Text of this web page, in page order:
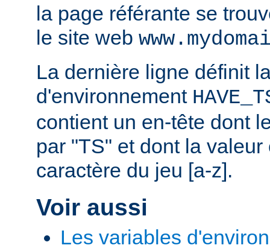
la page référante se
le site web
La dernière ligne définit
d'environnement
contient un en-tête dont
par "TS" et dont la
caractère du jeu [a-z].
Voir aussi
Les variables